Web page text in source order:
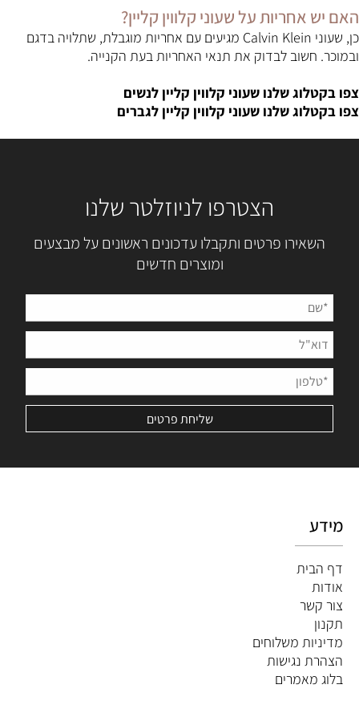
האם יש אחריות על שעוני קלווין קליין?
כן, שעוני Calvin Klein מגיעים עם אחריות מוגבלת, שתלויה בדגם
ובמוכר. חשוב לבדוק את תנאי האחריות בעת הקנייה.
צפו בקטלוג שלנו שעוני קלווין קליין לנשים
צפו בקטלוג שלנו שעוני קלווין קליין לגברים
הצטרפו לניוזלטר שלנו
השאירו פרטים ותקבלו עדכונים ראשונים על מבצעים
ומוצרים חדשים
מידע
דף הבית
אודות
צור קשר
תקנון
מדיניות משלוחים
הצהרת נגישות
בלוג מאמרים